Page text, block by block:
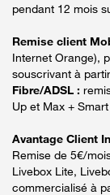
pendant 12 mois
Remise client
Internet Orange),
souscrivant à
Fibre/ADSL :
Up et Max + Smart
Avantage Client
Remise de 5€/
Livebox Lite,
commercialisé à